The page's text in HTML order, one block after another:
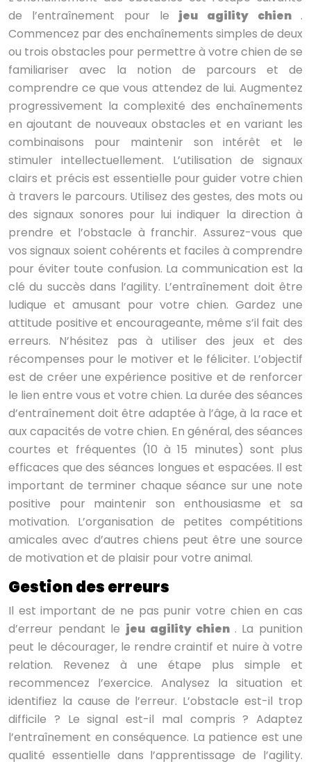
de l’entraînement pour le jeu agility chien .
Commencez par des enchaînements simples de deux
ou trois obstacles pour permettre à votre chien de se
familiariser avec la notion de parcours et de
comprendre ce que vous attendez de lui. Augmentez
progressivement la complexité des enchaînements
en ajoutant de nouveaux obstacles et en variant les
combinaisons pour maintenir son intérêt et le
stimuler intellectuellement. L’utilisation de signaux
clairs et précis est essentielle pour guider votre chien
à travers le parcours. Utilisez des gestes, des mots ou
des signaux sonores pour lui indiquer la direction à
prendre et l’obstacle à franchir. Assurez-vous que
vos signaux soient cohérents et faciles à comprendre
pour éviter toute confusion. La communication est la
clé du succès dans l’agility. L’entraînement doit être
ludique et amusant pour votre chien. Gardez une
attitude positive et encourageante, même s’il fait des
erreurs. N’hésitez pas à utiliser des jeux et des
récompenses pour le motiver et le féliciter. L’objectif
est de créer une expérience positive et de renforcer
le lien entre vous et votre chien. La durée des séances
d’entraînement doit être adaptée à l’âge, à la race et
aux capacités de votre chien. En général, des séances
courtes et fréquentes (10 à 15 minutes) sont plus
efficaces que des séances longues et espacées. Il est
important de terminer chaque séance sur une note
positive pour maintenir son enthousiasme et sa
motivation. L’organisation de petites compétitions
amicales avec d’autres chiens peut être une source
de motivation et de plaisir pour votre animal.
Gestion des erreurs
Il est important de ne pas punir votre chien en cas
d’erreur pendant le jeu agility chien . La punition
peut le décourager, le rendre craintif et nuire à votre
relation. Revenez à une étape plus simple et
recommencez l’exercice. Analysez la situation et
identifiez la cause de l’erreur. L’obstacle est-il trop
difficile ? Le signal est-il mal compris ? Adaptez
l’entraînement en conséquence. La patience est une
qualité essentielle dans l’apprentissage de l’agility.